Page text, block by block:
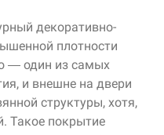
декоративно-
плотности
— один из самых
и внешне на двери
структуры, хотя,
Такое покрытие